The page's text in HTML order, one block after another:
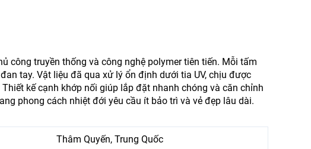
công truyền thống và công nghệ polymer tiên tiến. Mỗi tấm
tay. Vật liệu đã qua xử lý ổn định dưới tia UV, chịu được
kế cạnh khớp nối giúp lắp đặt nhanh chóng và căn chỉnh
phong cách nhiệt đới yêu cầu ít bảo trì và vẻ đẹp lâu dài.
Thâm Quyến, Trung Quốc